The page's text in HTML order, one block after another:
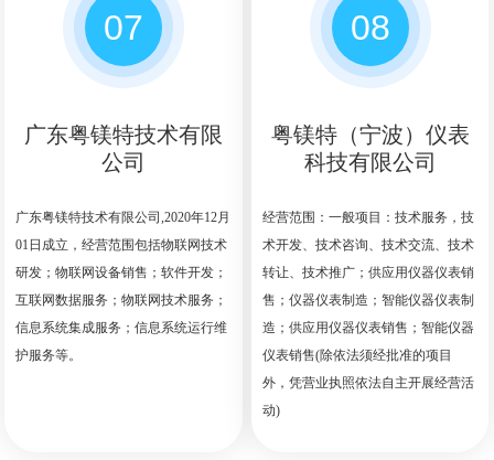
07
广东粤镁特技术有限
公司
广东粤镁特技术有限公司,2020年12月
01日成立，经营范围包括物联网技术
研发；物联网设备销售；软件开发；
互联网数据服务；物联网技术服务；
信息系统集成服务；信息系统运行维
护服务等。
08
粤镁特（宁波）仪表
科技有限公司
经营范围：一般项目：技术服务，技
术开发、技术咨询、技术交流、技术
转让、技术推广；供应用仪器仪表销
售；仪器仪表制造；智能仪器仪表制
造；供应用仪器仪表销售；智能仪器
仪表销售(除依法须经批准的项目
外，凭营业执照依法自主开展经营活
动)